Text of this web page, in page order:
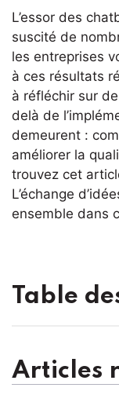
L’essor des
suscité de
les entreprises
à ces résultats
à réfléchir sur
delà de
demeurent :
améliorer la
trouvez cet
L’échange
ensemble dans
Table
Articles